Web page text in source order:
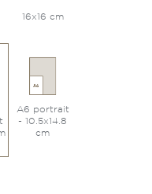
16x16 cm
A6 portrait
- 10.5x14.8
cm